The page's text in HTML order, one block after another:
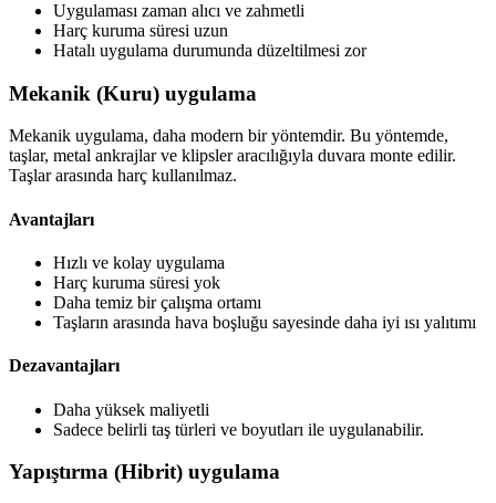
Uygulaması zaman alıcı ve zahmetli
Harç kuruma süresi uzun
Hatalı uygulama durumunda düzeltilmesi zor
Mekanik (Kuru) uygulama
Mekanik uygulama, daha modern bir yöntemdir. Bu yöntemde,
taşlar, metal ankrajlar ve klipsler aracılığıyla duvara monte edilir.
Taşlar arasında harç kullanılmaz.
Avantajları
Hızlı ve kolay uygulama
Harç kuruma süresi yok
Daha temiz bir çalışma ortamı
Taşların arasında hava boşluğu sayesinde daha iyi ısı yalıtımı
Dezavantajları
Daha yüksek maliyetli
Sadece belirli taş türleri ve boyutları ile uygulanabilir.
Yapıştırma (Hibrit) uygulama